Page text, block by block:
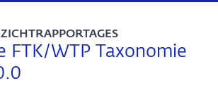
FTK/WTP Taxonomie